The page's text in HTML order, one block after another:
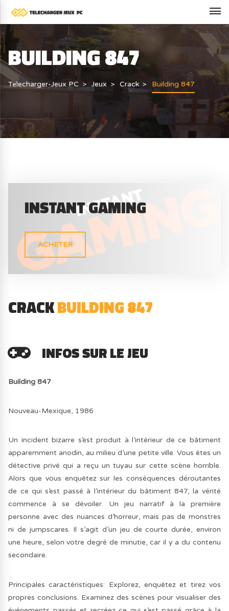
BUILDING 847
Telecharger-Jeux PC Jeux Crack Building 847
INSTANT GAMING
ACHETER
CRACKBUILDING 847
INFOS SUR LE JEU
Building 847
Nouveau-Mexique, 1986
Un incident bizarre s’est produit à l’intérieur de ce bâtiment
apparemment anodin, au milieu d’une petite ville. Vous êtes un
détective privé qui a reçu un tuyau sur cette scène horrible.
Alors que vous enquêtez sur les conséquences déroutantes
de ce qui s’est passé à l’intérieur du bâtiment 847, la vérité
commence à se dévoiler. Un jeu narratif à la première
personne avec des nuances d’horreur, mais pas de monstres
ni de jumpscares. Il s’agit d’un jeu de courte durée, environ
une heure, selon votre degré de minutie, car il y a du contenu
secondaire.
Principales caractéristiques: Explorez, enquêtez et tirez vos
propres conclusions. Examinez des scènes pour visualiser des